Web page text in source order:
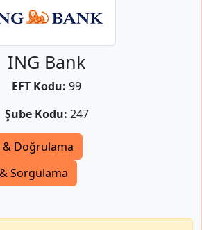
ING Bank
EFT Kodu: 99
Şube Kodu: 247
& Doğrulama
Sorgulama